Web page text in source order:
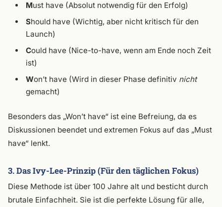
Must have (Absolut notwendig für den Erfolg)
Should have (Wichtig, aber nicht kritisch für den
Launch)
Could have (Nice-to-have, wenn am Ende noch Zeit
ist)
Won’t have (Wird in dieser Phase definitiv nicht
gemacht)
Besonders das „Won’t have“ ist eine Befreiung, da es
Diskussionen beendet und extremen Fokus auf das „Must
have“ lenkt.
3. Das Ivy-Lee-Prinzip (Für den täglichen Fokus)
Diese Methode ist über 100 Jahre alt und besticht durch
brutale Einfachheit. Sie ist die perfekte Lösung für alle,